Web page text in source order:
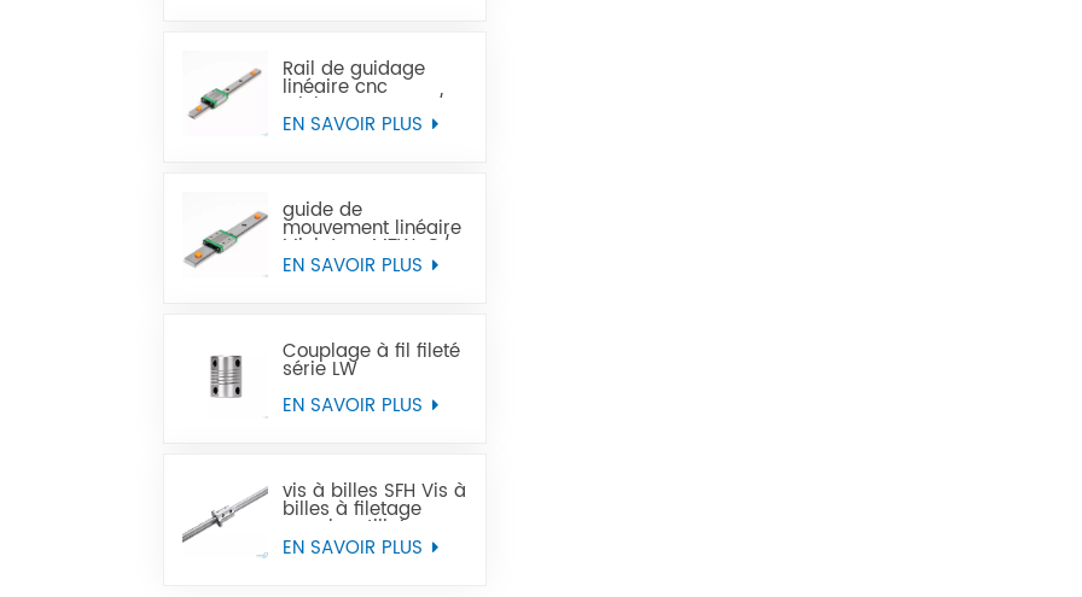
Rail de guidage
linéaire cnc
Miniature MTN-C/-H
OEM ODM
EN SAVOIR PLUS
guide de
mouvement linéaire
Miniature MTW-C/-
H OEM ODM
EN SAVOIR PLUS
Couplage à fil fileté
série LW
EN SAVOIR PLUS
vis à billes SFH Vis à
billes à filetage
gauche utilisée
dans les machines-
outils à commande
EN SAVOIR PLUS